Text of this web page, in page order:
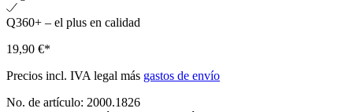
Q360+ – el plus en calidad
19,90 €*
Precios incl. IVA legal más gastos de envío
No. de artículo: 2000.1826